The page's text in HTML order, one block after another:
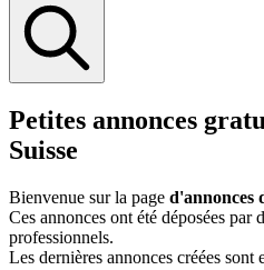
Petites annonces
Suisse
Bienvenue sur la page d'annonces
Ces annonces ont été déposées par
professionnels.
Les dernières annonces créées sont